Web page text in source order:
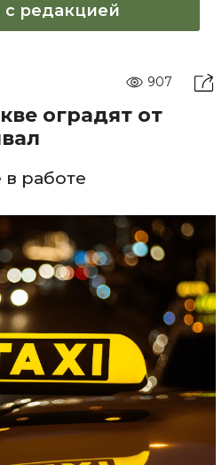
с редакцией
907
оградят от
работе